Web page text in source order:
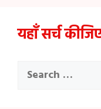
यहाँ सर्च
Search